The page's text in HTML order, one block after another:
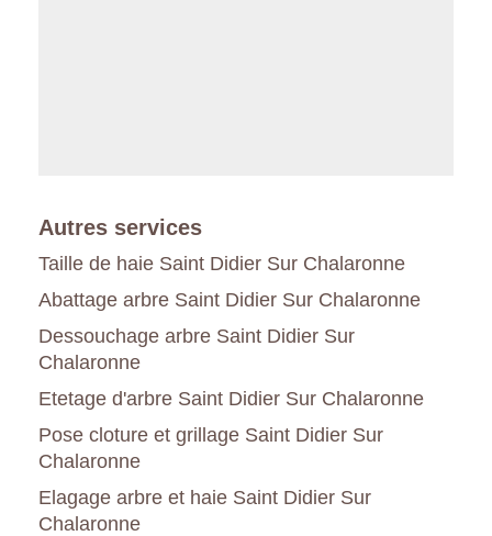
Autres services
Taille de haie Saint Didier Sur Chalaronne
Abattage arbre Saint Didier Sur Chalaronne
Dessouchage arbre Saint Didier Sur
Chalaronne
Etetage d'arbre Saint Didier Sur Chalaronne
Pose cloture et grillage Saint Didier Sur
Chalaronne
Elagage arbre et haie Saint Didier Sur
Chalaronne